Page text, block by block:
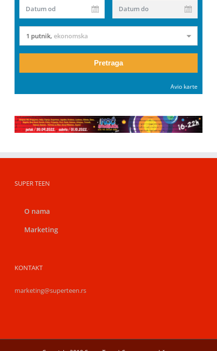
Datum od Datum do
1 putnik, ekonomska
Pretraga
Avio karte
SUPER TEEN
O nama
Marketing
KONTAKT
marketing@superteen.rs